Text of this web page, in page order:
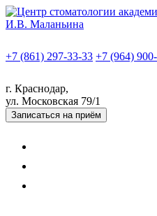
И.В. Маланьина
+7 (861) 297-33-33 +7 (964)
г. Краснодар,
ул. Московская 79/1
Записаться на приём